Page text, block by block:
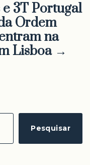
3T Portugal
Ordem
na
Lisboa →
Pesquisar